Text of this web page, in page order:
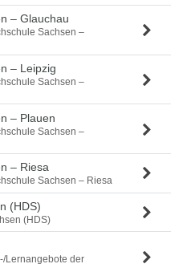
– Glauchau
Sachsen –
– Leipzig
Sachsen –
– Plauen
Sachsen –
– Riesa
Sachsen – Riesa
(HDS)
(HDS)
Lernangebote der